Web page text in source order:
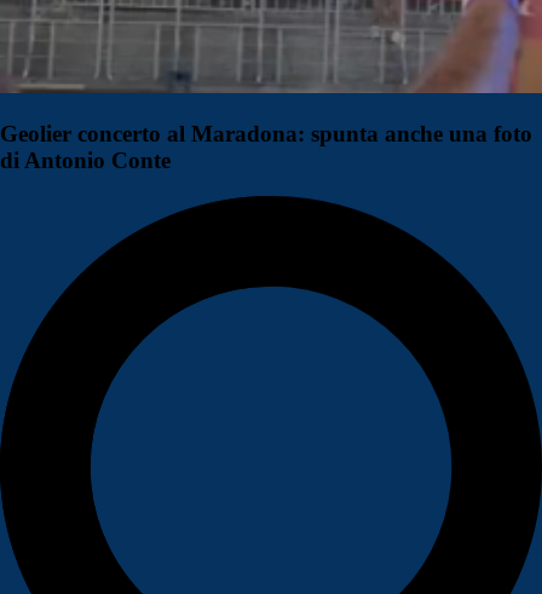
Geolier concerto al Maradona: spunta anche una foto
di Antonio Conte